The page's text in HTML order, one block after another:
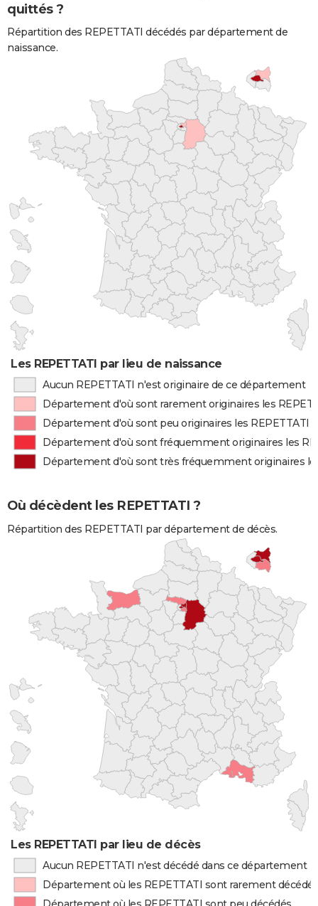
quittés ?
Répartition des REPETTATI décédés par département de
naissance.
Les REPETTATI par lieu de naissance
Aucun REPETTATI n'est originaire de ce département
Département d'où sont rarement originaires les
Département d'où sont peu originaires les REPETTATI
Département d'où sont fréquemment originaires les
Département d'où sont très fréquemment originaires
Où décèdent les REPETTATI ?
Répartition des REPETTATI par département de décès.
Les REPETTATI par lieu de décès
Aucun REPETTATI n'est décédé dans ce département
Département où les REPETTATI sont rarement